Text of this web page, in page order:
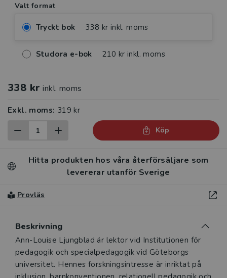
Valt format
Tryckt bok 338 kr inkl. moms
Studora e-bok 210 kr inkl. moms
338 kr inkl. moms
Exkl. moms: 319 kr
Köp
Hitta produkten hos våra återförsäljare som
levererar utanför Sverige
Provläs
Beskrivning
Beskrivning
Ann-Louise Ljungblad är lektor vid Institutionen för
pedagogik och specialpedagogik vid Göteborgs
universitet. Hennes forskningsintresse är inriktat på